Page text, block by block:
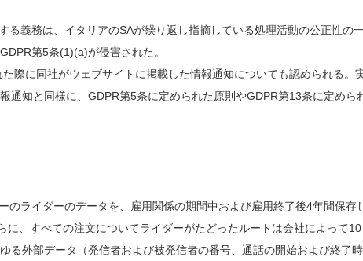
る義務は、イタリアのSAが繰り返し指摘している処理活動の公正性の
第5条(1)(a)が侵害された。
際に同社がウェブサイトに掲載した情報通知についても認められる。
通知と同様に、GDPR第5条に定められた原則やGDPR第13条に定めら
のライダーのデータを、雇用関係の期間中および雇用終了後4年間保存
、すべての注文についてライダーがたどったルートは会社によって10
る外部データ（発信者および被発信者の番号、通話の開始および終了時